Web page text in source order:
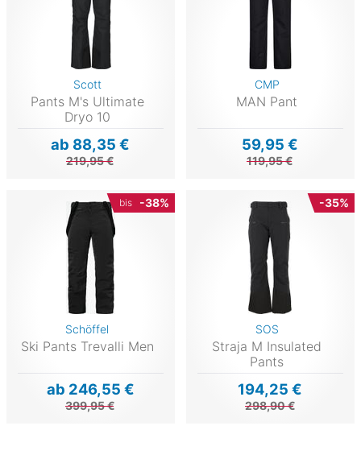
Scott
Pants M's Ultimate
Dryo 10
ab 88,35 €
219,95 €
CMP
MAN Pant
59,95 €
119,95 €
bis -38%
Schöffel
Ski Pants Trevalli Men
ab 246,55 €
399,95 €
-35%
SOS
Straja M Insulated
Pants
194,25 €
298,90 €